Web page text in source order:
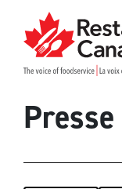
Skip to Main Content
Presse